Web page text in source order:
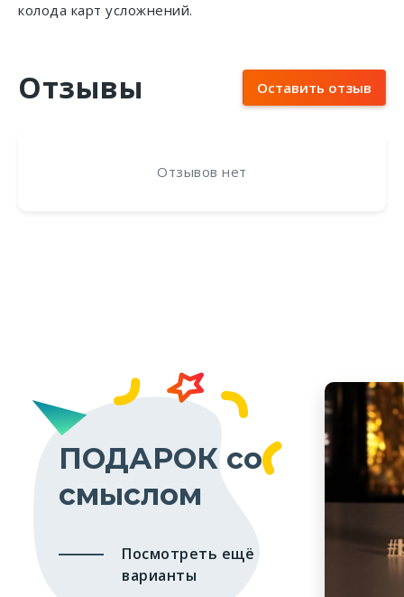
колода карт усложнений.
Отзывы Оставить отзыв
Отзывов нет
ПОДАРОК со
смыслом
Посмотреть ещё
варианты